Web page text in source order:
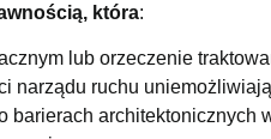
która:
lub orzeczenie
narządu ruchu
barierach architektonicznych